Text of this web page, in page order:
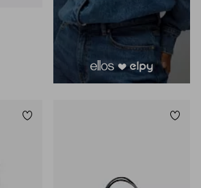
Legg til favoritter